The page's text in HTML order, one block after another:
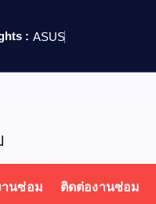
: ASUS
านซ่อม ติดต่องานซ่อม